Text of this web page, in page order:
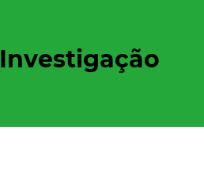
Investigação